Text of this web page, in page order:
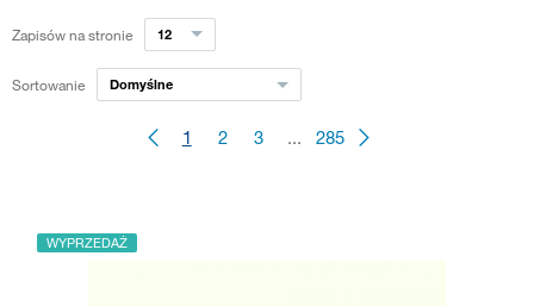
Zapisów na stronie 12
Sortowanie Domyślne
1 2 3 ... 285
WYPRZEDAŻ